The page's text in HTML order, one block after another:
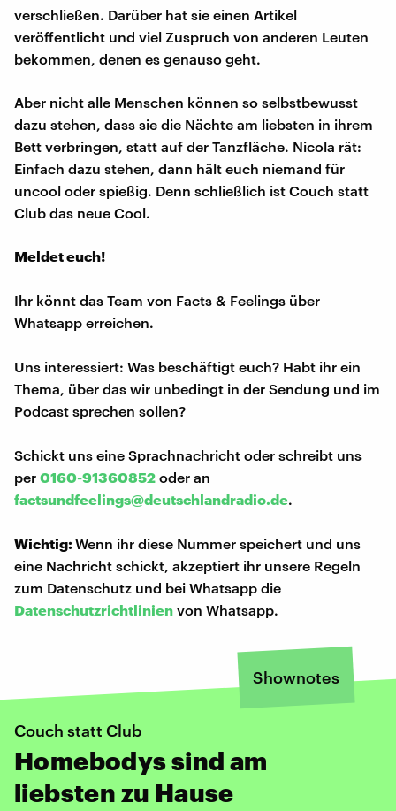
verschließen. Darüber hat sie einen Artikel
veröffentlicht und viel Zuspruch von anderen Leuten
bekommen, denen es genauso geht.
Aber nicht alle Menschen können so selbstbewusst
dazu stehen, dass sie die Nächte am liebsten in ihrem
Bett verbringen, statt auf der Tanzfläche. Nicola rät:
Einfach dazu stehen, dann hält euch niemand für
uncool oder spießig. Denn schließlich ist Couch statt
Club das neue Cool.
Meldet euch!
Ihr könnt das Team von Facts & Feelings über
Whatsapp erreichen.
Uns interessiert: Was beschäftigt euch? Habt ihr ein
Thema, über das wir unbedingt in der Sendung und im
Podcast sprechen sollen?
Schickt uns eine Sprachnachricht oder schreibt uns
per 0160-91360852 oder an
factsundfeelings@deutschlandradio.de.
Wichtig:Wenn ihr diese Nummer speichert und uns
eine Nachricht schickt, akzeptiert ihr unsere Regeln
zum Datenschutz und bei Whatsapp die
Datenschutzrichtlinien von Whatsapp.
Shownotes
Couch statt Club
Homebodys sind am
liebsten zu Hause